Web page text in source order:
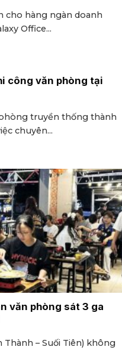
cho hàng ngàn doanh
Office...
công văn phòng tại
truyền thống thành
chuyên...
văn phòng sát 3 ga
Thành – Suối Tiên) không